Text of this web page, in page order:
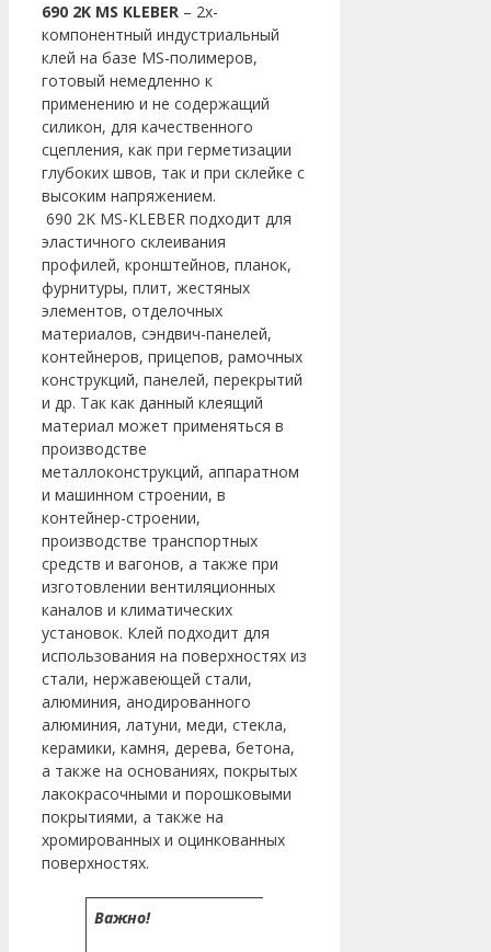
690 2K MS KLEBER – 2х-
компонентный индустриальный
клей на базе MS-полимеров,
готовый немедленно к
применению и не содержащий
силикон, для качественного
сцепления, как при герметизации
глубоких швов, так и при склейке с
высоким напряжением.
690 2K MS-KLEBER подходит для
эластичного склеивания
профилей, кронштейнов, планок,
фурнитуры, плит, жестяных
элементов, отделочных
материалов, сэндвич-панелей,
контейнеров, прицепов, рамочных
конструкций, панелей, перекрытий
и др. Так как данный клеящий
материал может применяться в
производстве
металлоконструкций, аппаратном
и машинном строении, в
контейнер-строении,
производстве транспортных
средств и вагонов, а также при
изготовлении вентиляционных
каналов и климатических
установок. Клей подходит для
использования на поверхностях из
стали, нержавеющей стали,
алюминия, анодированного
алюминия, латуни, меди, стекла,
керамики, камня, дерева, бетона,
а также на основаниях, покрытых
лакокрасочными и порошковыми
покрытиями, а также на
хромированных и оцинкованных
поверхностях.
Важно!